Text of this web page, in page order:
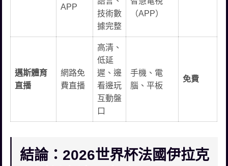
APP
技術數
據完整
（APP）
邁斯體育
直播
網路免
費直播
高清、
低延
遲、邊
看邊玩
互動盤
口
手機、電
腦、平板
免費
結論：2026世界杯法國伊拉克